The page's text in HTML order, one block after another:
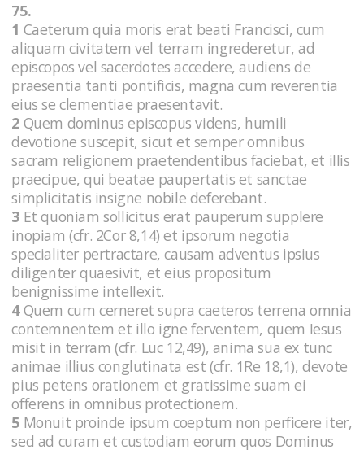
75.
1 Caeterum quia moris erat beati Francisci, cum
aliquam civitatem vel terram ingrederetur, ad
episcopos vel sacerdotes accedere, audiens de
praesentia tanti pontificis, magna cum reverentia
eius se clementiae praesentavit.
2 Quem dominus episcopus videns, humili
devotione suscepit, sicut et semper omnibus
sacram religionem praetendentibus faciebat, et illis
praecipue, qui beatae paupertatis et sanctae
simplicitatis insigne nobile deferebant.
3 Et quoniam sollicitus erat pauperum supplere
inopiam (cfr. 2Cor 8,14) et ipsorum negotia
specialiter pertractare, causam adventus ipsius
diligenter quaesivit, et eius propositum
benignissime intellexit.
4Quem cum cerneret supra caeteros terrena omnia
contemnentem et illo igne ferventem, quem Iesus
misit in terram (cfr. Luc 12,49), anima sua ex tunc
animae illius conglutinata est (cfr. 1Re 18,1), devote
pius petens orationem et gratissime suam ei
offerens in omnibus protectionem.
5 Monuit proinde ipsum coeptum non perficere iter,
sed ad curam et custodiam eorum quos Dominus